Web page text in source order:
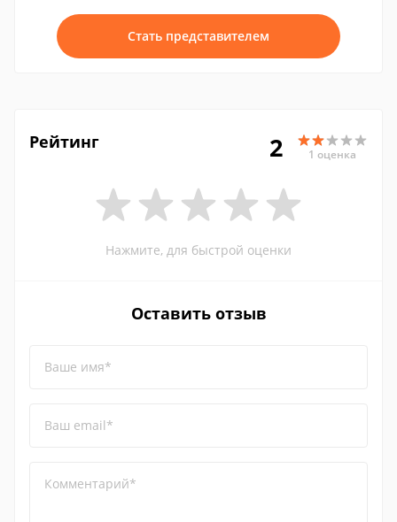
Стать представителем
Рейтинг 2 1 оценка
Нажмите, для быстрой оценки
Оставить отзыв
Ваше имя*
Ваш email*
Комментарий*